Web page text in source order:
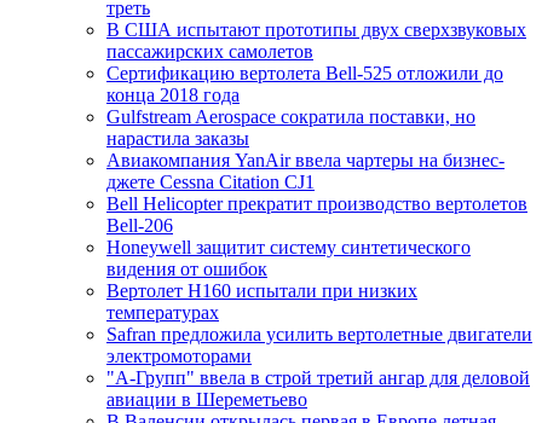
треть
В США испытают прототипы двух сверхзвуковых
пассажирских самолетов
Сертификацию вертолета Bell-525 отложили до
конца 2018 года
Gulfstream Aerospace сократила поставки, но
нарастила заказы
Авиакомпания YanAir ввела чартеры на бизнес-
джете Cessna Citation CJ1
Bell Helicopter прекратит производство вертолетов
Bell-206
Honeywell защитит систему синтетического
видения от ошибок
Вертолет H160 испытали при низких
температурах
Safran предложила усилить вертолетные двигатели
электромоторами
"А-Групп" ввела в строй третий ангар для деловой
авиации в Шереметьево